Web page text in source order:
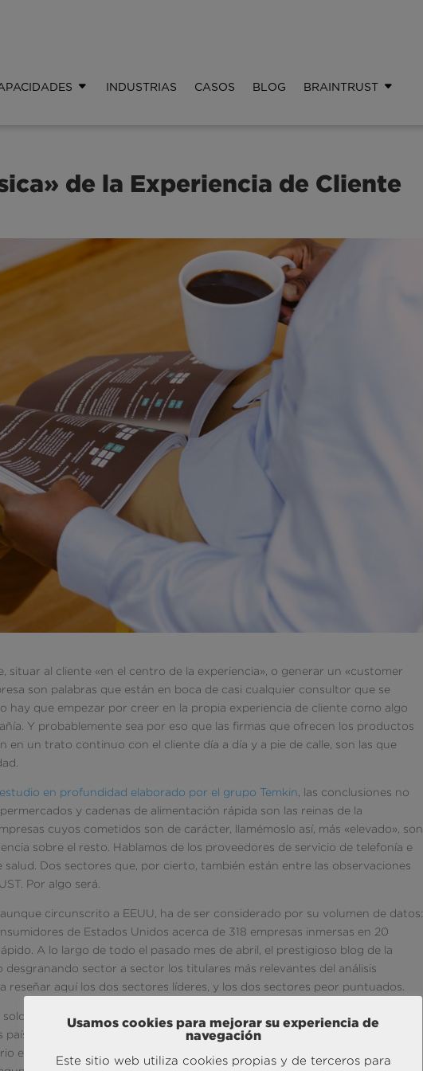
INDUSTRIAS CASOS BLOG BRAINTRUST
de la Experiencia de Cliente
situar al cliente «en el centro de la experiencia», o generar un «customer
son palabras que están en boca de casi cualquier consultor que se
hay que empezar por creer en la propia experiencia de cliente como algo
Y probablemente sea por eso que las firmas que ofrecen los productos
en un trato continuo con el cliente día a día y a pie de calle, son las que
estudio en profundidad elaborado por el grupo Temkin , las conclusiones no
y cadenas de alimentación rápida son las reinas de la
cuyos cometidos son de carácter, llamémoslo así, más «elevado», son
sobre el resto. Hablamos de los proveedores de servicio de telefonía e
Dos sectores que, por cierto, también están entre las observaciones
Por algo será.
circunscrito a EEUU, ha de ser considerado por su volumen de datos:
de Estados Unidos acerca de 318 empresas inmersas en 20
A lo largo de todo el pasado mes de abril, el prestigioso blog de la
desgranando sector a sector los titulares más relevantes del análisis
reseñar aquí los dos sectores líderes, y los dos sectores peor puntuados.
que resuelvan las necesidades diarias de millones de familias (en Estados
es que además, y por lo que arroja este estudio,
el objetivo de que el cliente no solo consuma, sino que disfrute mientras lo
Usamos cookies para mejorar su experiencia de
navegación
Este sitio web utiliza cookies propias y de terceros para